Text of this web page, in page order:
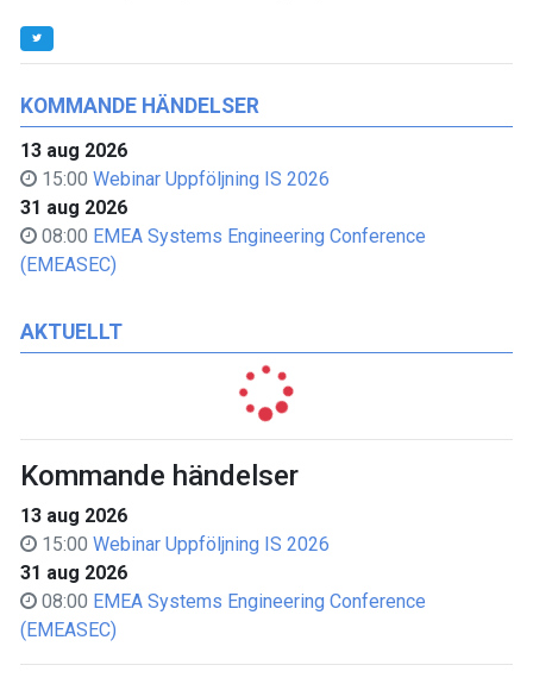
KOMMANDE HÄNDELSER
13 aug 2026
15:00 Webinar Uppföljning IS 2026
31 aug 2026
08:00 EMEA Systems Engineering Conference
(EMEASEC)
AKTUELLT
Kommande händelser
13 aug 2026
15:00 Webinar Uppföljning IS 2026
31 aug 2026
08:00 EMEA Systems Engineering Conference
(EMEASEC)